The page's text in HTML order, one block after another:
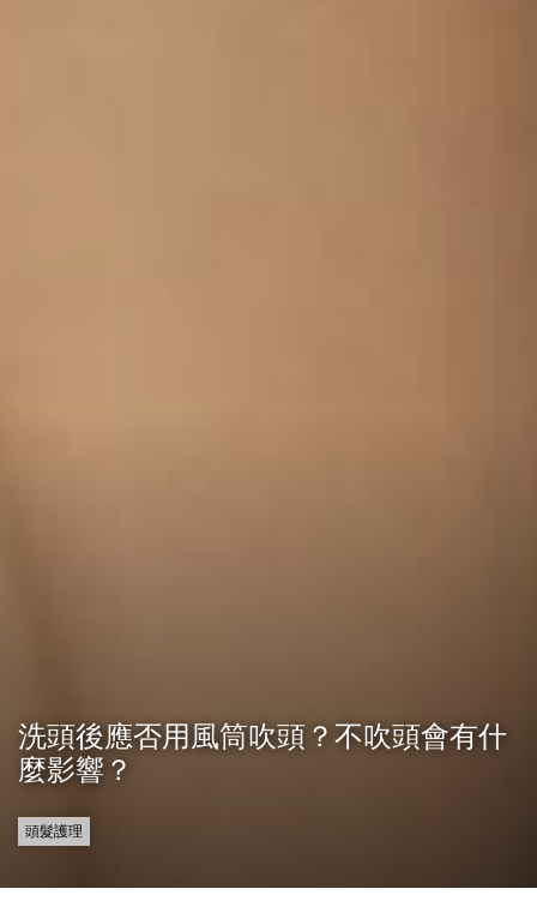
洗頭後應否用風筒吹頭？不吹頭會有什
麼影響？
頭髮護理